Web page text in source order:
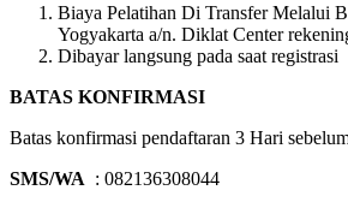
Biaya Pelatihan Di Transfer Melalui
Yogyakarta a/n. Diklat Center
Dibayar langsung pada saat registrasi
BATAS KONFIRMASI
Batas konfirmasi pendaftaran 3 Hari
SMS/WA : 082136308044